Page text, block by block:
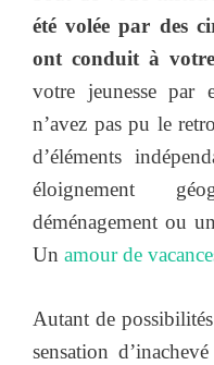
été volée par des
ont conduit à
votre jeunesse par
n’avez pas pu le
d’éléments
éloignement
déménagement ou
Un amour de
Autant de
sensation